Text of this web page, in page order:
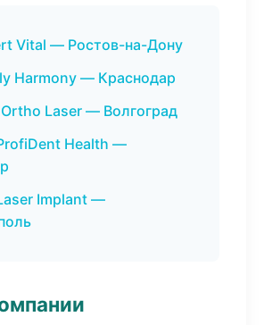
Vital — Ростов-на-Дону
Harmony — Краснодар
Laser — Волгоград
Health —
Implant —